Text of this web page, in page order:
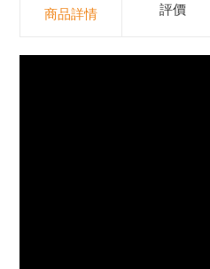
商品詳情 評價